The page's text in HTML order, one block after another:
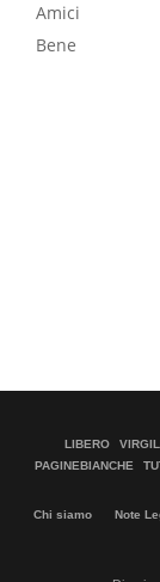
Amici
Bene
LIBERO
PAGINEBIANCHE
Chi siamo Note